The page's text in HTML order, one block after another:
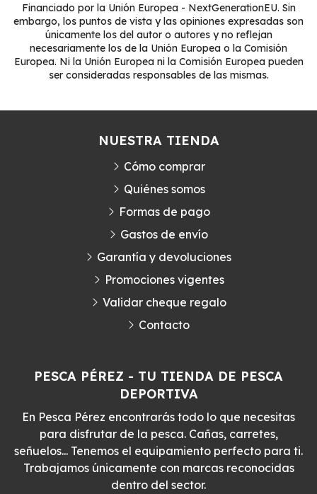
Financiado por la Unión Europea - NextGenerationEU. Sin
embargo, los puntos de vista y las opiniones expresadas son
únicamente los del autor o autores y no reflejan
necesariamente los de la Unión Europea o la Comisión
Europea. Ni la Unión Europea ni la Comisión Europea pueden
ser consideradas responsables de las mismas.
PESCA PÉREZ - TU TIENDA DE PESCA
DEPORTIVA
En Pesca Pérez encontrarás todo lo que necesitas
para disfrutar de la pesca. Cañas, carretes,
señuelos... Tenemos el equipamiento perfecto para ti.
Trabajamos únicamente con marcas reconocidas
dentro del sector.
NUESTRA TIENDA
Cómo comprar
Quiénes somos
Formas de pago
Gastos de envío
Garantía y devoluciones
Promociones vigentes
Validar cheque regalo
Contacto